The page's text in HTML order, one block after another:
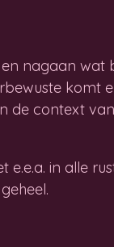
nagaan wat
komt
de context
in alle